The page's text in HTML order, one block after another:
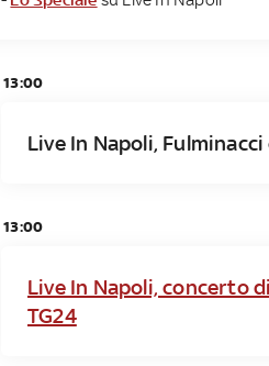
13:00
Live In Napoli,
13:00
Live In Napoli, concerto
TG24